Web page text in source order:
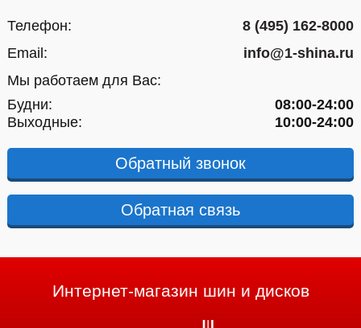
Телефон:
8 (495) 162-8000
Email:
info@1-shina.ru
Мы работаем для Вас:
Будни:
08:00-24:00
Выходные:
10:00-24:00
Обратный звонок
Обратная связь
Интернет-магазин шин и дисков